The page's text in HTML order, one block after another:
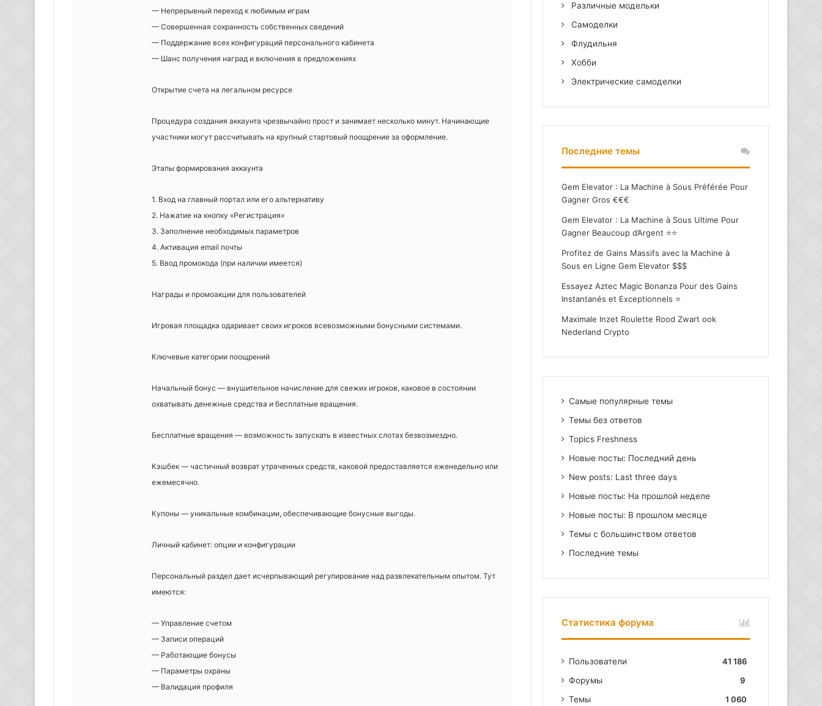
— Непрерывный переход к любимым играм
— Совершенная сохранность собственных сведений
— Поддержание всех конфигураций персонального кабинета
— Шанс получения наград и включения в предложениях
Открытие счета на легальном ресурсе
Процедура создания аккаунта чрезвычайно прост и занимает несколько минут. Начинающие
участники могут рассчитывать на крупный стартовый поощрение за оформление.
Этапы формирования аккаунта
1. Вход на главный портал или его альтернативу
2. Нажатие на кнопку «Регистрация»
3. Заполнение необходимых параметров
4. Активация email почты
5. Ввод промокода (при наличии имеется)
Награды и промоакции для пользователей
Игровая площадка одаривает своих игроков всевозможными бонусными системами.
Ключевые категории поощрений
Начальный бонус — внушительное начисление для свежих игроков, каковое в состоянии
охватывать денежные средства и бесплатные вращения.
Бесплатные вращения — возможность запускать в известных слотах безвозмездно.
Кэшбек — частичный возврат утраченных средств, каковой предоставляется еженедельно или
ежемесячно.
Купоны — уникальные комбинации, обеспечивающие бонусные выгоды.
Личный кабинет: опции и конфигурации
Персональный раздел дает исчерпывающий регулирование над развлекательным опытом. Тут
имеются:
— Управление счетом
— Записи операций
— Работающие бонусы
— Параметры охраны
— Валидация профиля
Различные модельки
Самоделки
Флудильня
Хобби
Электрические самоделки
Последние темы
Gem Elevator : La Machine à Sous Préférée Pour
Gagner Gros €€€
Gem Elevator : La Machine à Sous Ultime Pour
Gagner Beaucoup d’Argent ⭐⭐
Profitez de Gains Massifs avec la Machine à
Sous en Ligne Gem Elevator $$$
Essayez Aztec Magic Bonanza Pour des Gains
Instantanés et Exceptionnels ⭐
Maximale Inzet Roulette Rood Zwart ook
Nederland Crypto
Самые популярные темы
Темы без ответов
Topics Freshness
Новые посты: Последний день
New posts: Last three days
Новые посты: На прошлой неделе
Новые посты: В прошлом месяце
Темы с большинством ответов
Последние темы
Статистика форума
Пользователи
41 186
Форумы
9
Темы
1 060